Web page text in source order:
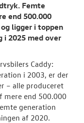
Femte
end 500.000
ligger i toppen
i 2025 med over
Caddy:
i 2003, er der
– alle produceret
mere end 500.000
generation
af 2020.